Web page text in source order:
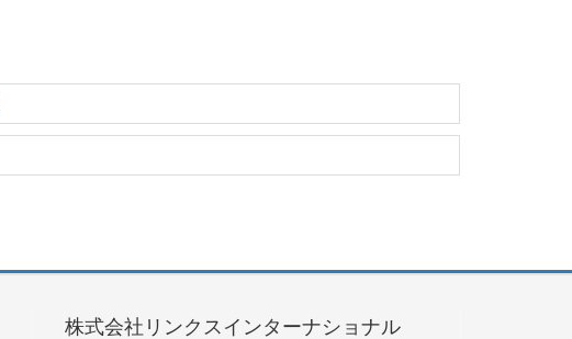
株式会社リンクスインターナショナル